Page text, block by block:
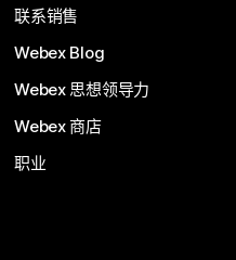
联系销售
Webex Blog
Webex 思想领导力
Webex 商店
职业